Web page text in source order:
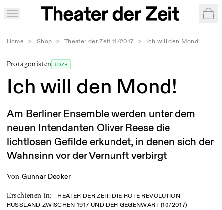
Home > Shop > Theater der Zeit 11/2017 > Ich will den Mond!
Protagonisten TDZ+
Ich will den Mond!
Am Berliner Ensemble werden unter dem
neuen Intendanten Oliver Reese die
lichtlosen Gefilde erkundet, in denen sich der
Wahnsinn vor der Vernunft verbirgt
von Gunnar Decker
Erschienen in:THEATER DER ZEIT: DIE ROTE REVOLUTION –
RUSSLAND ZWISCHEN 1917 UND DER GEGENWART (10/2017)